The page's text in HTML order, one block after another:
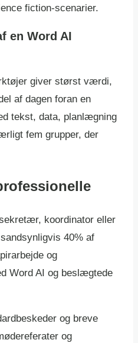
fiction-scenarier.
en Word AI
giver størst værdi,
af dagen foran en
tekst, data, planlægning
fem grupper, der
koordinator eller
40% af
og
Word AI og beslægtede
og breve
og